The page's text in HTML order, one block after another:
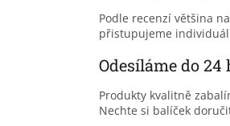
Podle recenzí většina
přistupujeme
Odesíláme do 24
Produkty kvalitně
Nechte si balíček